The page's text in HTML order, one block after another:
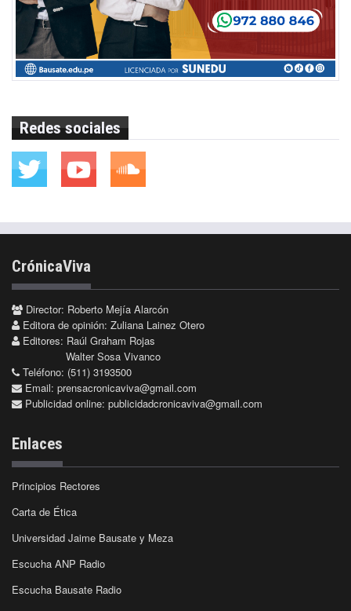
Redes sociales
CrónicaViva
Director: Roberto Mejía Alarcón
Editora de opinión: Zuliana Lainez Otero
Editores: Raúl Graham Rojas
Walter Sosa Vivanco
Teléfono: (511) 3193500
Email: prensacronicaviva@gmail.com
Publicidad online: publicidadcronicaviva@gmail.com
Enlaces
Principios Rectores
Carta de Ética
Universidad Jaime Bausate y Meza
Escucha ANP Radio
Escucha Bausate Radio